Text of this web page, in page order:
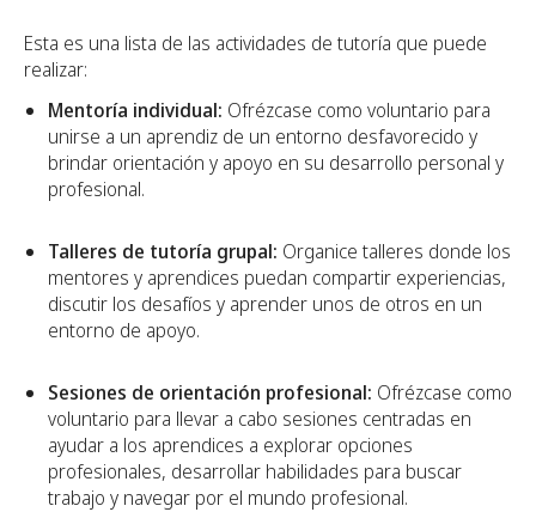
Esta es una lista de las actividades de tutoría que puede
realizar:
Mentoría individual: Ofrézcase como voluntario para
unirse a un aprendiz de un entorno desfavorecido y
brindar orientación y apoyo en su desarrollo personal y
profesional.
Talleres de tutoría grupal: Organice talleres donde los
mentores y aprendices puedan compartir experiencias,
discutir los desafíos y aprender unos de otros en un
entorno de apoyo.
Sesiones de orientación profesional: Ofrézcase como
voluntario para llevar a cabo sesiones centradas en
ayudar a los aprendices a explorar opciones
profesionales, desarrollar habilidades para buscar
trabajo y navegar por el mundo profesional.